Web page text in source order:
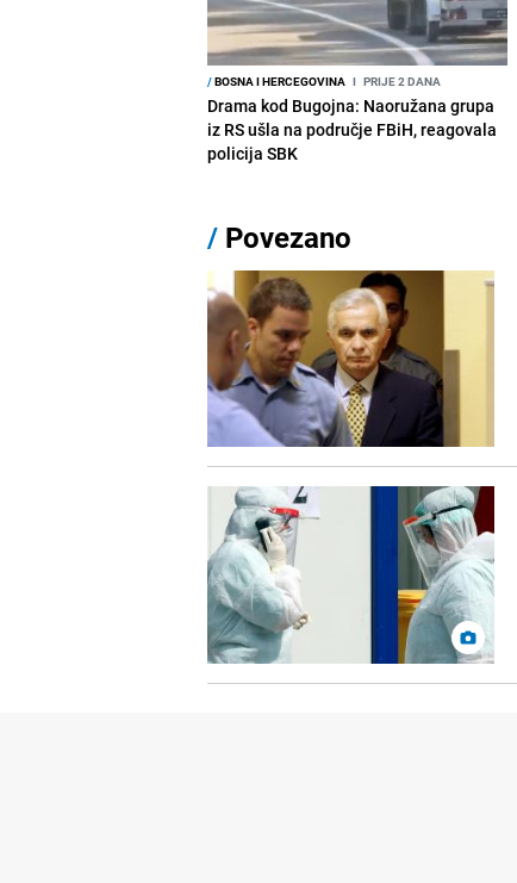
/BOSNA I HERCEGOVINA I PRIJE 2 DANA
Drama kod Bugojna: Naoružana grupa
iz RS ušla na područje FBiH, reagovala
policija SBK
/ Povezano